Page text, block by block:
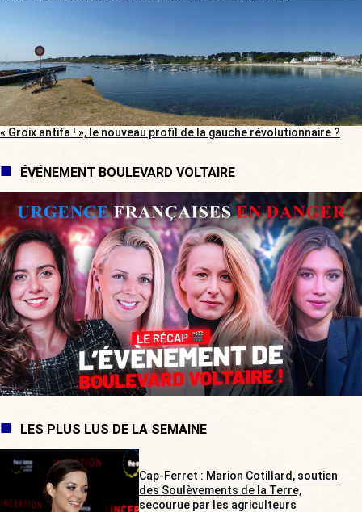
« Groix antifa ! », le nouveau profil de la gauche révolutionnaire ?
ÉVÉNEMENT BOULEVARD VOLTAIRE
LES PLUS LUS DE LA SEMAINE
Cap-Ferret : Marion Cotillard, soutien
des Soulèvements de la Terre,
secourue par les agriculteurs